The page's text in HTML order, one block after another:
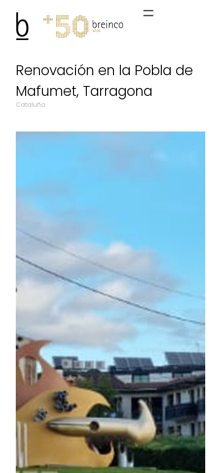
Renovación en la Pobla de
Mafumet, Tarragona
Cataluña